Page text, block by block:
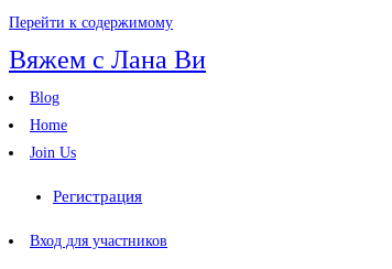
Перейти к содержимому
Вяжем с Лана Ви
Blog
Home
Join Us
Регистрация
Вход для участников